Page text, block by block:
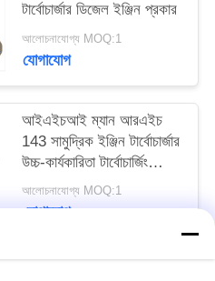
টার্বোচার্জার ডিজেল ইঞ্জিন প্রকার
আলোচনাযোগ্য MOQ:1
যোগাযোগ
আইএইচআই ম্যান আরএইচ
143 সামুদ্রিক ইঞ্জিন টার্বোচার্জার
উচ্চ-কার্যকারিতা টার্বোচার্জিং
আলোচনাযোগ্য MOQ:1
যোগাযোগ